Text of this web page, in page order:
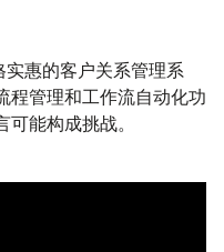
惠的客户关系管理系
程管理和工作流自动化功
能构成挑战。